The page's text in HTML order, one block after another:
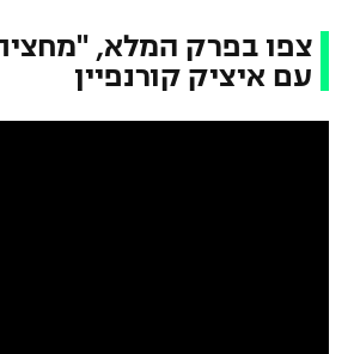
מדיניות פרטיות
אומנויות לחימה
צפו בפרק המלא,
עם איציק קורנפיין